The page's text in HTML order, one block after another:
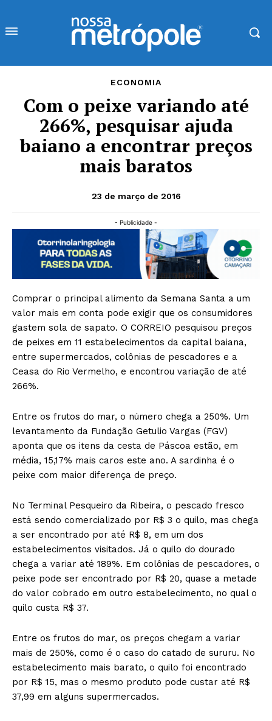
ECONOMIA
Com o peixe variando até
266%, pesquisar ajuda
baiano a encontrar preços
mais baratos
23 de março de 2016
- Publicidade -
Comprar o principal alimento da Semana Santa a um
valor mais em conta pode exigir que os consumidores
gastem sola de sapato. O CORREIO pesquisou preços
de peixes em 11 estabelecimentos da capital baiana,
entre supermercados, colônias de pescadores e a
Ceasa do Rio Vermelho, e encontrou variação de até
266%.
Entre os frutos do mar, o número chega a 250%. Um
levantamento da Fundação Getulio Vargas (FGV)
aponta que os itens da cesta de Páscoa estão, em
média, 15,17% mais caros este ano. A sardinha é o
peixe com maior diferença de preço.
No Terminal Pesqueiro da Ribeira, o pescado fresco
está sendo comercializado por R$ 3 o quilo, mas chega
a ser encontrado por até R$ 8, em um dos
estabelecimentos visitados. Já o quilo do dourado
chega a variar até 189%. Em colônias de pescadores, o
peixe pode ser encontrado por R$ 20, quase a metade
do valor cobrado em outro estabelecimento, no qual o
quilo custa R$ 37.
Entre os frutos do mar, os preços chegam a variar
mais de 250%, como é o caso do catado de sururu. No
estabelecimento mais barato, o quilo foi encontrado
por R$ 15, mas o mesmo produto pode custar até R$
37,99 em alguns supermercados.